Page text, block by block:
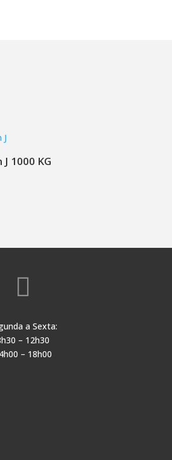
1000 KG

a Sexta:
– 12h30
– 18h00